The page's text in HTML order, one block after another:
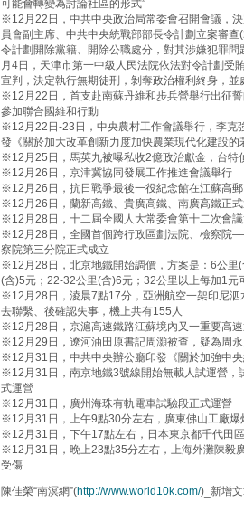
可能會轉變為討論社區的形式”
※12月22日，中共中央政治局常委會召開會議，
員會副主席、中共中央統戰部部長令計劃立案審
令計劃開除黨籍、開除公職處分，對其涉嫌犯罪
月4日，天津市第一中級人民法院依法對令計劃受
宣判，決定執行無期徒刑，剝奪政治權利終身，並
※12月22日，首支赴南蘇丹維和步兵營舉行出征
參加聯合國維和行動
※12月22日-23日，中央農村工作會議舉行，李克
發《關於加大改革創新力度加快農業現代化建設的
※12月25日，馬英九被曝私收2億政治獻金，台特
※12月26日，京津冀協同發展工作推進會議舉行
※12月26日，抗日戰爭最後一役紀念館在江蘇高
※12月26日，蘭新高鐵、貴廣高鐵、南廣高鐵正
※12月28日，十二屆全國人大常委會第十二次會議
※12月28日，全國首個跨行政區劃法院、檢察院
察院第三分院正式成立
※12月28日，北京地鐵開始調價，方案是：6公里
(含)5元；22-32公里(含)6元；32公里以上每加1元
※12月28日，淩晨7點17分，亞洲航空一架印尼
去聯繫、後確認失事，機上共有155人
※12月28日，京滬高速鐵路江蘇境內又一重要高
※12月29日，遼河油田原書記周灝被查，疑為周
※12月31日，中共中央辦公廳印發《關於加強中央
※12月31日，南京地鐵3號線開始無載人試運營，
式運營
※12月31日，廣州海珠有軌電車試驗段正式運營
※12月31日，上午9點30分左右，廣東佛山工廠
※12月31日，下午17點左右，日本東京都千代田
※12月31日，晚上23點35分左右，上海外灘陳毅
受傷
陳佳榮“南溟網”(http://www.world10k.com/)_新增